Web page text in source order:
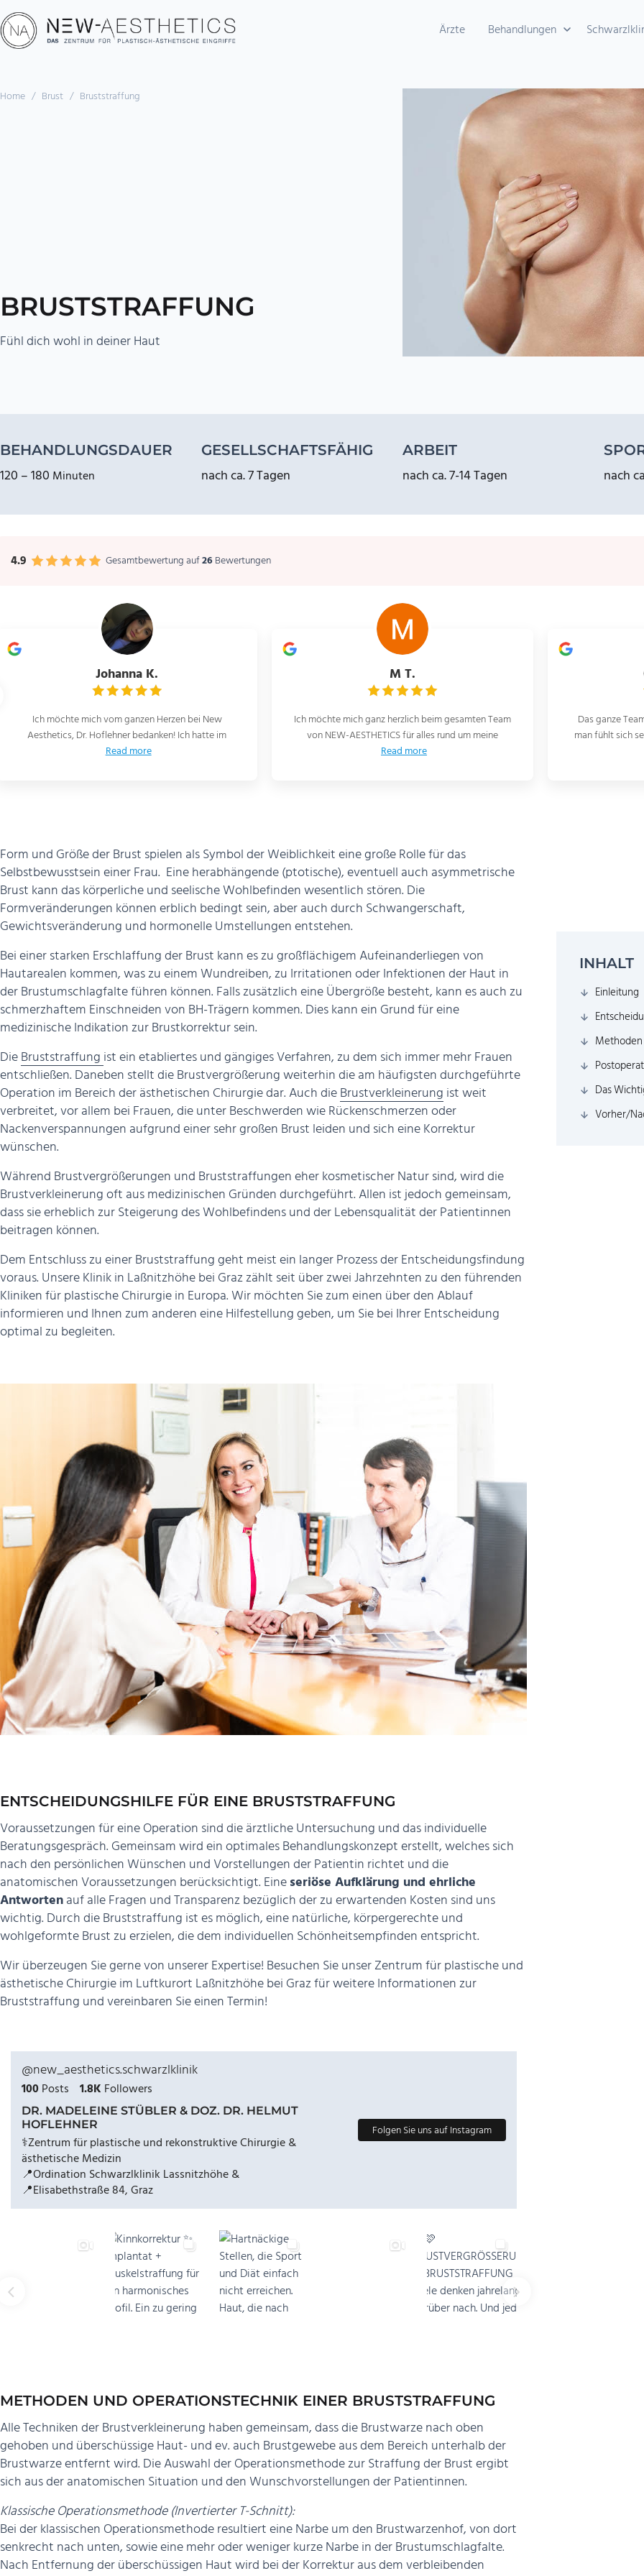
Ärzte Behandlungen
Home / Brust / Brust­straffung
BRUST­STRAFFUNG
Fühl dich wohl in deiner Haut
BEHANDLUNGSDAUER
120 – 180 Minuten
GESELLSCHAFTSFÄHIG
nach ca. 7 Tagen
ARBEIT
nach ca. 7-14 Tagen nach
4.9 Gesamtbewertung auf26 Bewertungen
M T.
Ich möchte mich ganz herzlich beim gesamten Team
von NEW-AESTHETICS für alles rund um meine
Read more
Gabriele M.
Das ganze Team fachlich kompetent, freundlich,
man fühlt sich sehr gut aufgehoben. Auf jeden Fall
Read more
Ich möchte
Team und
Form und Größe der Brust spielen als Symbol der Weiblichkeit eine große Rolle für das
Selbstbewusstsein einer Frau. Eine herabhängende (ptotische), eventuell auch asymmetrische
Brust kann das körperliche und seelische Wohlbefinden wesentlich stören. Die
Formveränderungen können erblich bedingt sein, aber auch durch Schwangerschaft,
Gewichtsveränderung und hormonelle Umstellungen entstehen.
Bei einer starken Erschlaffung der Brust kann es zu großflächigem Aufeinanderliegen von
Hautarealen kommen, was zu einem Wundreiben, zu Irritationen oder Infektionen der Haut in
der Brustumschlagfalte führen können. Falls zusätzlich eine Übergröße besteht, kann es auch zu
schmerzhaftem Einschneiden von BH-Trägern kommen. Dies kann ein Grund für eine
medizinische Indikation zur Brustkorrektur sein.
DieBruststraffung ist ein etabliertes und gängiges Verfahren, zu dem sich immer mehr Frauen
entschließen. Daneben stellt die Brustvergrößerung weiterhin die am häufigsten durchgeführte
Operation im Bereich der ästhetischen Chirurgie dar. Auch dieBrustverkleinerung ist weit
verbreitet, vor allem bei Frauen, die unter Beschwerden wie Rückenschmerzen oder
Nackenverspannungen aufgrund einer sehr großen Brust leiden und sich eine Korrektur
wünschen.
Während Brustvergrößerungen und Bruststraffungen eher kosmetischer Natur sind, wird die
Brustverkleinerung oft aus medizinischen Gründen durchgeführt. Allen ist jedoch gemeinsam,
dass sie erheblich zur Steigerung des Wohlbefindens und der Lebensqualität der Patientinnen
beitragen können.
Dem Entschluss zu einer Bruststraffung geht meist ein langer Prozess der Entscheidungsfindung
voraus. Unsere Klinik in Laßnitzhöhe bei Graz zählt seit über zwei Jahrzehnten zu den führenden
Kliniken für plastische Chirurgie in Europa. Wir möchten Sie zum einen über den Ablauf
informieren und Ihnen zum anderen eine Hilfestellung geben, um Sie bei Ihrer Entscheidung
optimal zu begleiten.
ENTSCHEIDUNGSHILFE FÜR EINE BRUSTSTRAFFUNG
Voraussetzungen für eine Operation sind die ärztliche Untersuchung und das individuelle
Beratungsgespräch. Gemeinsam wird ein optimales Behandlungskonzept erstellt, welches sich
nach den persönlichen Wünschen und Vorstellungen der Patientin richtet und die
anatomischen Voraussetzungen berücksichtigt. Eineseriöse Aufklärung und ehrliche
Antwortenauf alle Fragen und Transparenz bezüglich der zu erwartenden Kosten sind uns
wichtig. Durch die Bruststraffung ist es möglich, eine natürliche, körpergerechte und
wohlgeformte Brust zu erzielen, die dem individuellen Schönheitsempfinden entspricht.
Wir überzeugen Sie gerne von unserer Expertise! Besuchen Sie unser Zentrum für plastische und
ästhetische Chirurgie im Luftkurort Laßnitzhöhe bei Graz für weitere Informationen zur
Bruststraffung und vereinbaren Sie einen Termin!
@new_aesthetics.schwarzlklinik
100Posts 1.8K Followers
DR. MADELEINE STÜBLER & DOZ. DR. HELMUT
HOFLEHNER
⚕️Zentrum für plastische und rekonstruktive Chirurgie &
ästhetische Medizin
📍Ordination Schwarzlklinik Lassnitzhöhe &
📍Elisabethstraße 84, Graz
Folgen Sie uns auf Instagram
METHODEN UND OPERATIONSTECHNIK EINER BRUSTSTRAFFUNG
Alle Techniken der Brustverkleinerung haben gemeinsam, dass die Brustwarze nach oben
gehoben und überschüssige Haut- und ev. auch Brustgewebe aus dem Bereich unterhalb der
Brustwarze entfernt wird. Die Auswahl der Operationsmethode zur Straffung der Brust ergibt
sich aus der anatomischen Situation und den Wunschvorstellungen der Patientinnen.
Klassische Operationsmethode (Invertierter T-Schnitt):
Bei der klassischen Operationsmethode resultiert eine Narbe um den Brustwarzenhof, von dort
senkrecht nach unten, sowie eine mehr oder weniger kurze Narbe in der Brustumschlagfalte.
Nach Entfernung der überschüssigen Haut wird bei der Korrektur aus dem verbleibenden
INHALT
Einleitung
Das
Vorher/